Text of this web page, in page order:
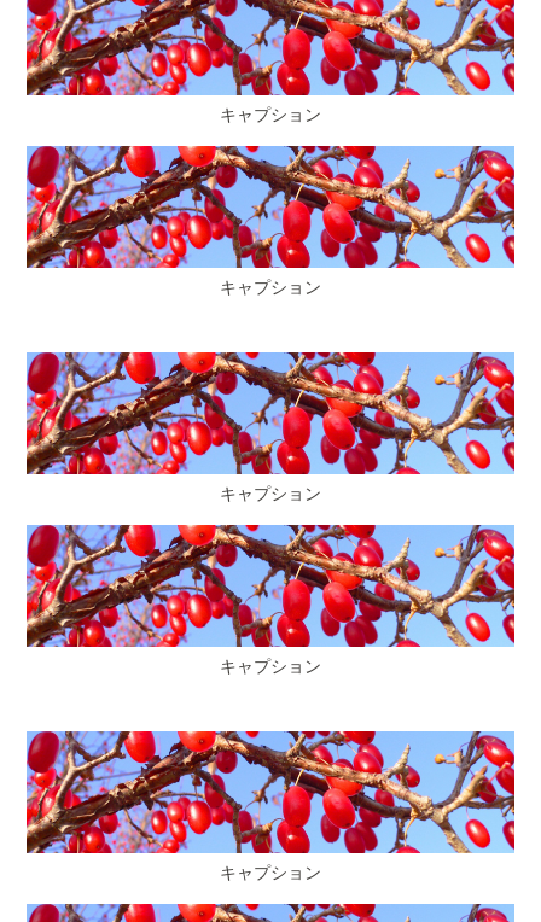
キャプション
キャプション
キャプション
キャプション
キャプション